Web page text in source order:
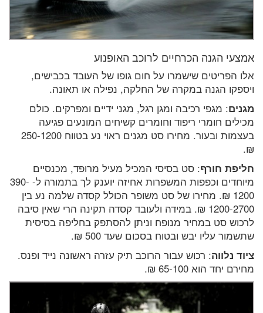
אמצעי הגנה הכרחיים לרוכב האופנוע
אלו הפריטים שישמרו על חום גופו של העובד בכבישים,
ויספקו הגנה במקרה של החלקה, נפילה או תאונה.
מגנים: מגפי רכיבה ומגן רגל, מגני ידיים ומפרקים. כולם
מכילים חומרי ריפוד וחומרים קשיחים המונעים פגיעה
בעצמות ובעור. מחירו סט מגנים ראוי נע בטווח 250-1200
₪.
חליפת חורף: סט בסיסי המכיל מעיל מרופד, מכנסיים
מיוחדים וכפפות המשפרות אחיזה יוענק לך בתמורה ל- 390-
1200 ₪. מחירו של סט משופר הכולל קסדה שלמה נע בין
1200-2700 ₪. במידה ולעובד קסדה תקינה הרי שאין סיבה
לרכוש סט במחיר מנופח וניתן להסתפק בחליפה בסיסית
שתשמור עליו יבש ובטוח בסכום שעד 500 ₪.
ציוד נלווה: רכוש עבור הרוכב תיק עזרה ראשונה נייד ופנס.
מחירם יחד הוא 65-100 ₪.